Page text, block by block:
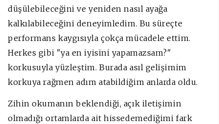
düşülebileceğini ve yeniden nasıl ayağa
kalkılabileceğini deneyimledim. Bu süreçte
performans kaygısıyla çokça mücadele ettim.
Herkes gibi "ya en iyisini yapamazsam?"
korkusuyla yüzleştim. Burada asıl gelişimim
korkuya rağmen adım atabildiğim anlarda oldu.
Zihin okumanın beklendiği, açık iletişimin
olmadığı ortamlarda ait hissedemediğimi fark